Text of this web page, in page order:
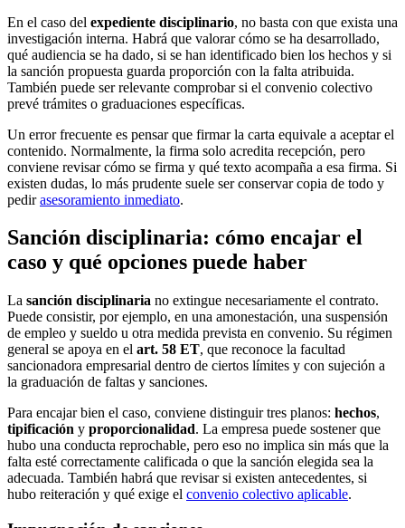
En el caso del expediente disciplinario, no basta con que exista una
investigación interna. Habrá que valorar cómo se ha desarrollado,
qué audiencia se ha dado, si se han identificado bien los hechos y si
la sanción propuesta guarda proporción con la falta atribuida.
También puede ser relevante comprobar si el convenio colectivo
prevé trámites o graduaciones específicas.
Un error frecuente es pensar que firmar la carta equivale a aceptar el
contenido. Normalmente, la firma solo acredita recepción, pero
conviene revisar cómo se firma y qué texto acompaña a esa firma. Si
existen dudas, lo más prudente suele ser conservar copia de todo y
pedirasesoramiento inmediato.
Sanción disciplinaria: cómo encajar el
caso y qué opciones puede haber
La sanción disciplinaria no extingue necesariamente el contrato.
Puede consistir, por ejemplo, en una amonestación, una suspensión
de empleo y sueldo u otra medida prevista en convenio. Su régimen
general se apoya en el art. 58 ET, que reconoce la facultad
sancionadora empresarial dentro de ciertos límites y con sujeción a
la graduación de faltas y sanciones.
Para encajar bien el caso, conviene distinguir tres planos: hechos,
tipificación y proporcionalidad. La empresa puede sostener que
hubo una conducta reprochable, pero eso no implica sin más que la
falta esté correctamente calificada o que la sanción elegida sea la
adecuada. También habrá que revisar si existen antecedentes, si
hubo reiteración y qué exige el convenio colectivo aplicable.